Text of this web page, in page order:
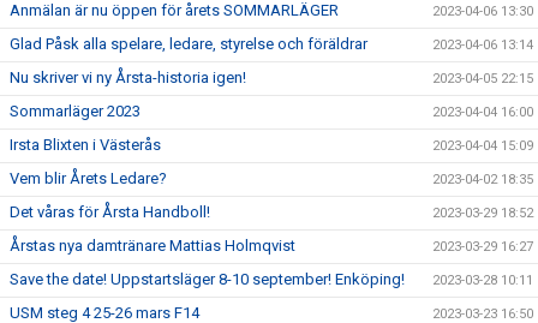
Anmälan är nu öppen för årets SOMMARLÄGER 2023-04-06 13:30
Glad Påsk alla spelare, ledare, styrelse och föräldrar 2023-04-06 13:14
Nu skriver vi ny Årsta-historia igen! 2023-04-05 22:15
Sommarläger 2023 2023-04-04 16:00
Irsta Blixten i Västerås 2023-04-04 15:09
Vem blir Årets Ledare? 2023-04-02 18:35
Det våras för Årsta Handboll! 2023-03-29 18:52
Årstas nya damtränare Mattias Holmqvist 2023-03-29 16:27
Save the date! Uppstartsläger 8-10 september! Enköping! 2023-03-28 10:11
USM steg 4 25-26 mars F14 2023-03-23 16:50